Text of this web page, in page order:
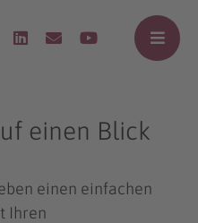
einen Blick
einen einfachen
Ihren